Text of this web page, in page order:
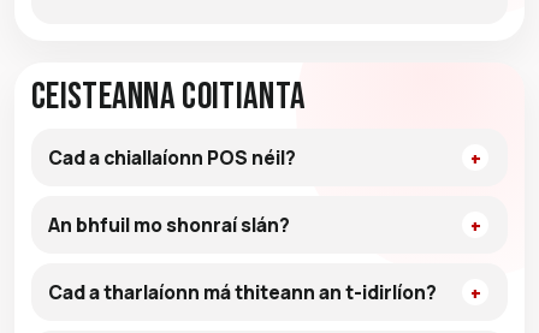
Ceisteanna Coitianta
Cad a chiallaíonn POS néil?
An bhfuil mo shonraí slán?
Cad a tharlaíonn má thiteann an t-idirlíon?